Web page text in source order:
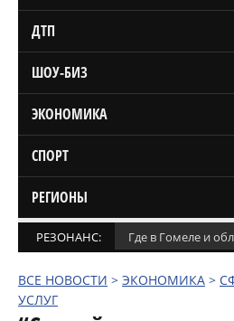
ДТП
ШОУ-БИЗ
ЭКОНОМИКА
СПОРТ
РЕГИОНЫ
РЕЗОНАНС: Где в Гомеле и
ВСЕ НОВОСТИ > ЭКОНОМИКА >
УСЛУГ